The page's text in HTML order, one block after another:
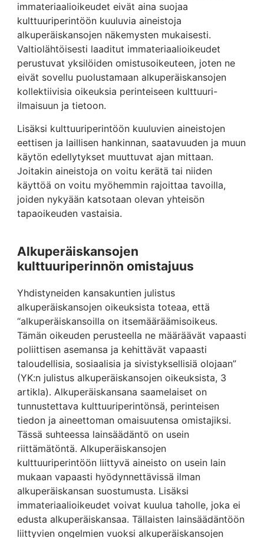
immateriaalioikeudet eivät aina suojaa
kulttuuriperintöön kuuluvia aineistoja
alkuperäiskansojen näkemysten mukaisesti.
Valtiolähtöisesti laaditut immateriaalioikeudet
perustuvat yksilöiden omistusoikeuteen, joten ne
eivät sovellu puolustamaan alkuperäiskansojen
kollektiivisia oikeuksia perinteiseen kulttuuri-
ilmaisuun ja tietoon.
Lisäksi kulttuuriperintöön kuuluvien aineistojen
eettisen ja laillisen hankinnan, saatavuuden ja muun
käytön edellytykset muuttuvat ajan mittaan.
Joitakin aineistoja on voitu kerätä tai niiden
käyttöä on voitu myöhemmin rajoittaa tavoilla,
joiden nykyään katsotaan olevan yhteisön
tapaoikeuden vastaisia.
Alkuperäiskansojen
kulttuuriperinnön omistajuus
Yhdistyneiden kansakuntien julistus
alkuperäiskansojen oikeuksista toteaa, että
“alkuperäiskansoilla on itsemääräämisoikeus.
Tämän oikeuden perusteella ne määräävät vapaasti
poliittisen asemansa ja kehittävät vapaasti
taloudellisia, sosiaalisia ja sivistyksellisiä olojaan”
(YK:n julistus alkuperäiskansojen oikeuksista, 3
artikla). Alkuperäiskansana saamelaiset on
tunnustettava kulttuuriperintönsä, perinteisen
tiedon ja aineettoman omaisuutensa omistajiksi.
Tässä suhteessa lainsäädäntö on usein
riittämätöntä. Alkuperäiskansojen
kulttuuriperintöön liittyvä aineisto on usein lain
mukaan vapaasti hyödynnettävissä ilman
alkuperäiskansan suostumusta. Lisäksi
immateriaalioikeudet voivat kuulua taholle, joka ei
edusta alkuperäiskansaa. Tällaisten lainsäädäntöön
liittyvien ongelmien vuoksi alkuperäiskansojen